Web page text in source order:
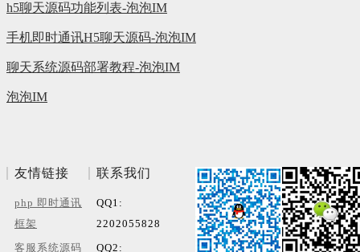
h5聊天源码功能列表-泡泡IM
手机即时通讯H5聊天源码-泡泡IM
聊天系统源码部署教程-泡泡IM
泡泡IM
友情链接
php 即时通讯
框架
客服系统源码
联系我们
QQ1:
2202055828
QQ2: